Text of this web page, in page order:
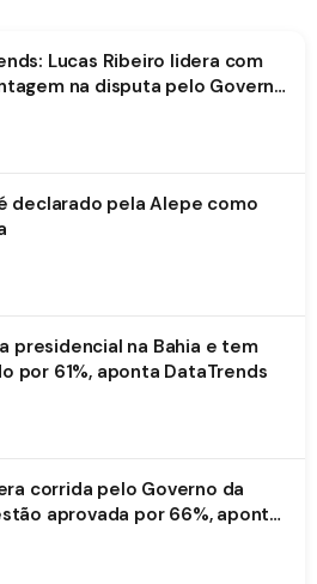
Lucas Ribeiro lidera com
na disputa pelo Governo
declarado pela Alepe como
presidencial na Bahia e tem
por 61%, aponta DataTrends
corrida pelo Governo da
aprovada por 66%, aponta